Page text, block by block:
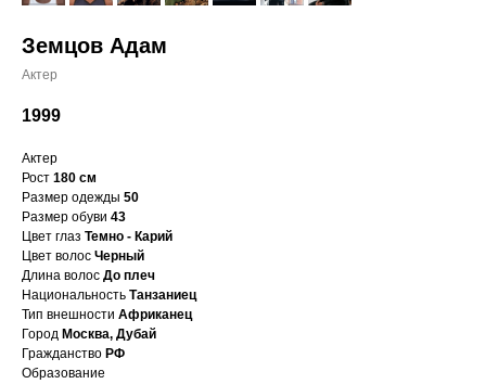
Земцов Адам
Актер
1999
Актер
Рост 180 см
Размер одежды 50
Размер обуви 43
Цвет глаз Темно - Карий
Цвет волос Черный
Длина волос До плеч
Национальность Танзаниец
Тип внешности Африканец
Город Москва, Дубай
Гражданство РФ
Образование